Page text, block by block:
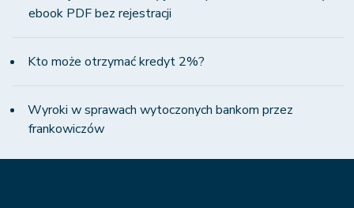
ebook PDF bez rejestracji
Kto może otrzymać kredyt 2%?
Wyroki w sprawach wytoczonych bankom przez
frankowiczów